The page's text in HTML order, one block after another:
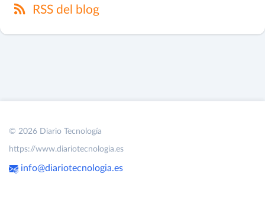
RSS del blog
© 2026 Diario Tecnología
https://www.diariotecnologia.es
info@diariotecnologia.es